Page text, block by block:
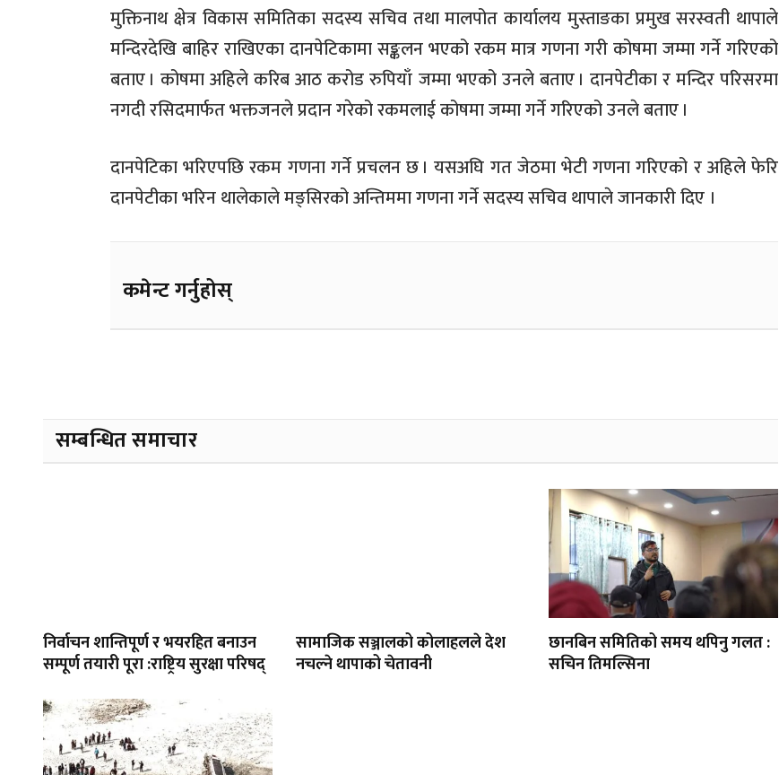
मुक्तिनाथ क्षेत्र विकास समितिका सदस्य सचिव तथा मालपोत कार्यालय मुस्ताङका प्रमुख सरस्वती थापाले
मन्दिरदेखि बाहिर राखिएका दानपेटिकामा सङ्कलन भएको रकम मात्र गणना गरी कोषमा जम्मा गर्ने गरिएको
बताए। कोषमा अहिले करिब आठ करोड रुपियाँ जम्मा भएको उनले बताए। दानपेटीका र मन्दिर परिसरमा
नगदी रसिदमार्फत भक्तजनले प्रदान गरेको रकमलाई कोषमा जम्मा गर्ने गरिएको उनले बताए।
दानपेटिका भरिएपछि रकम गणना गर्ने प्रचलन छ। यसअघि गत जेठमा भेटी गणना गरिएको र अहिले फेरि
दानपेटीका भरिन थालेकाले मङ्सिरको अन्तिममा गणना गर्ने सदस्य सचिव थापाले जानकारी दिए ।
कमेन्ट गर्नुहोस्
सम्बन्धित समाचार
निर्वाचन शान्तिपूर्ण र भयरहित बनाउन
सम्पूर्ण तयारी पूरा :राष्ट्रिय सुरक्षा परिषद्
सामाजिक सञ्जालको कोलाहलले देश
नचल्ने थापाको चेतावनी
छानबिन समितिको समय थपिनु गलत :
सचिन तिमल्सिना